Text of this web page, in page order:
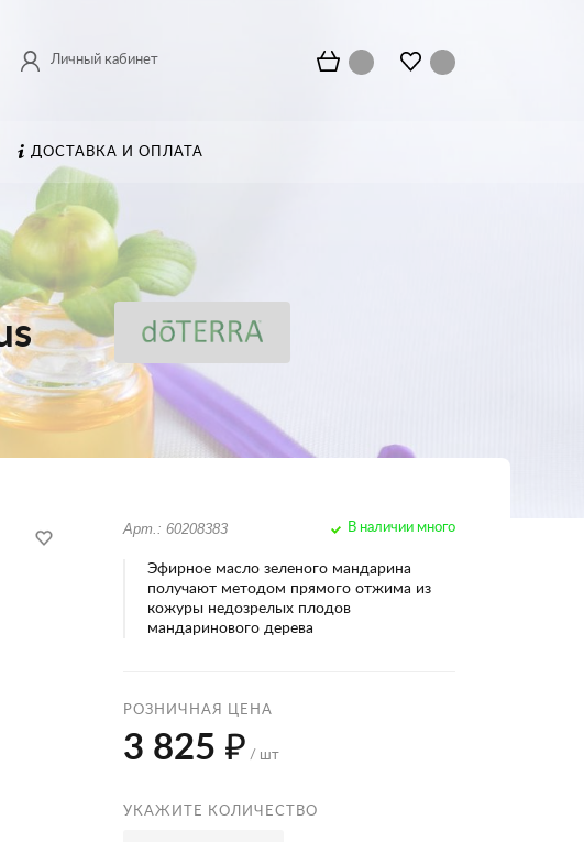
Личный кабинет
ДОСТАВКА И ОПЛАТА
Арт.: 60208383 В наличии много
Эфирное масло зеленого мандарина
получают методом прямого отжима из
кожуры недозрелых плодов
мандаринового дерева
РОЗНИЧНАЯ ЦЕНА
3 825 ₽ / шт
УКАЖИТЕ КОЛИЧЕСТВО